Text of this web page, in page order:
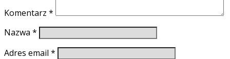
Komentarz *
Nazwa *
Adres email *